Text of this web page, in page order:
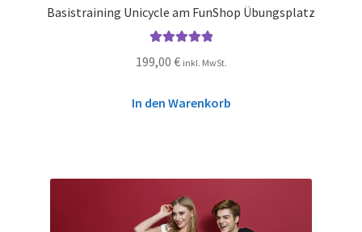
Basistraining Unicycle am FunShop Übungsplatz
5.00
199,00 € inkl. MwSt.
In den Warenkorb